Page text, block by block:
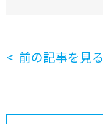
前の記事を見る